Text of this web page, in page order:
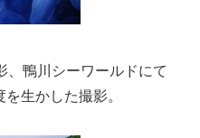
、鴨川シーワールドにて
生かした撮影。